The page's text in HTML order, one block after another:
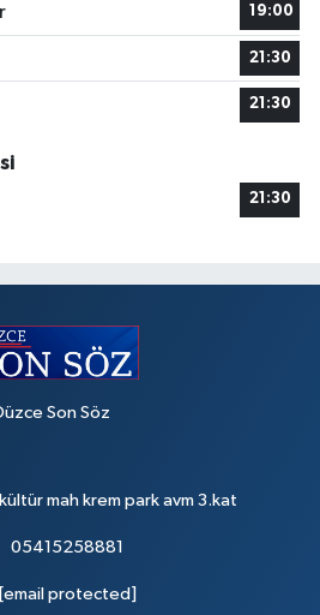
19:00
21:30
21:30
21:30
Son Söz
mah krem park avm 3.kat
05415258881
[email protected]